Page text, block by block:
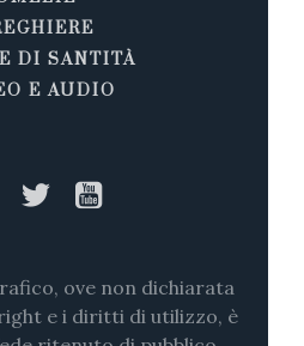
DI SANTITÀ
E AUDIO
ove non dichiarata
e i diritti di utilizzo, è